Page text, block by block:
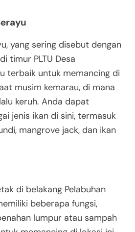
yang sering disebut dengan
timur PLTU Desa
terbaik untuk memancing di
musim kemarau, di mana
keruh. Anda dapat
jenis ikan di sini, termasuk
mangrove jack, dan ikan
di belakang Pelabuhan
beberapa fungsi,
lumpur atau sampah